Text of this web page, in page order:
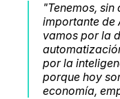
"Tenemos,
importante de
vamos por la
por la
porque hoy
economía,